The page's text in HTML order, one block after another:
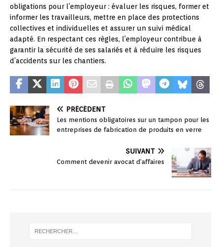
obligations pour l’employeur : évaluer les risques, former et
informer les travailleurs, mettre en place des protections
collectives et individuelles et assurer un suivi médical
adapté. En respectant ces règles, l’employeur contribue à
garantir la sécurité de ses salariés et à réduire les risques
d’accidents sur les chantiers.
PRÉCÉDENT
Les mentions obligatoires sur un tampon pour les
entreprises de fabrication de produits en verre
SUIVANT
Comment devenir avocat d’affaires